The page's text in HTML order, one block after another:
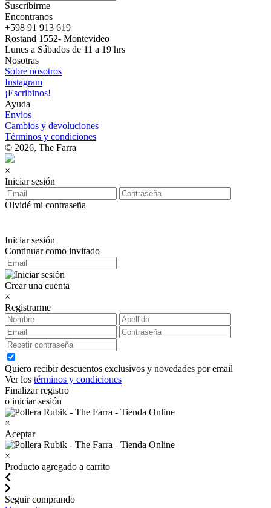
Suscribirme
Encontranos
+598 91 913 619
Rostand 1552- Montevideo
Lunes a Sábados de 11 a 19 hrs
Nosotras
Sobre nosotros
Instagram
¡Escribinos!
Ayuda
Envios
Cambios y devoluciones
Términos y condiciones
© 2026, The Farra
×
Iniciar sesión
Olvidé mi contraseña
Iniciar sesión
Continuar como invitado
Crear una cuenta
×
Registrarme
Quiero recibir descuentos exclusivos y novedades por email
Ver los términos y condiciones
Finalizar registro
o iniciar sesión
×
Aceptar
×
Producto agregado a carrito
Seguir comprando